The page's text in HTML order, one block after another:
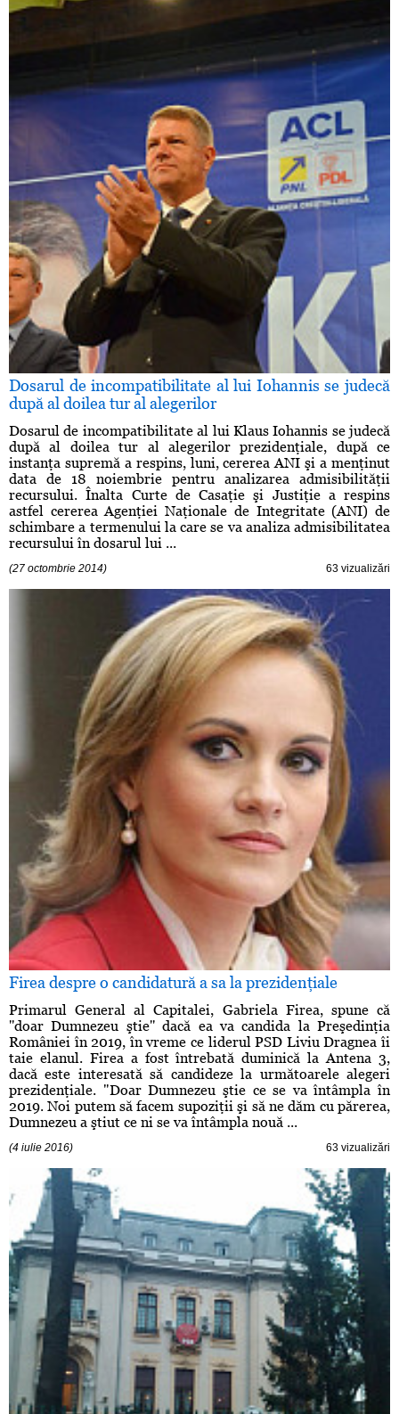
Dosarul de incompatibilitate al lui Iohannis se judecă
după al doilea tur al alegerilor
Dosarul de incompatibilitate al lui Klaus Iohannis se judecă
după al doilea tur al alegerilor prezidenţiale, după ce
instanţa supremă a respins, luni, cererea ANI şi a menţinut
data de 18 noiembrie pentru analizarea admisibilităţii
recursului. Înalta Curte de Casaţie şi Justiţie a respins
astfel cererea Agenţiei Naţionale de Integritate (ANI) de
schimbare a termenului la care se va analiza admisibilitatea
recursului în dosarul lui ...
(27 octombrie 2014) 63 vizualizări
Firea despre o candidatură a sa la prezidenţiale
Primarul General al Capitalei, Gabriela Firea, spune că
''doar Dumnezeu ştie'' dacă ea va candida la Preşedinţia
României în 2019, în vreme ce liderul PSD Liviu Dragnea îi
taie elanul. Firea a fost întrebată duminică la Antena 3,
dacă este interesată să candideze la următoarele alegeri
prezidenţiale. "Doar Dumnezeu ştie ce se va întâmpla în
2019. Noi putem să facem supoziţii şi să ne dăm cu părerea,
Dumnezeu a ştiut ce ni se va întâmpla nouă ...
(4 iulie 2016) 63 vizualizări